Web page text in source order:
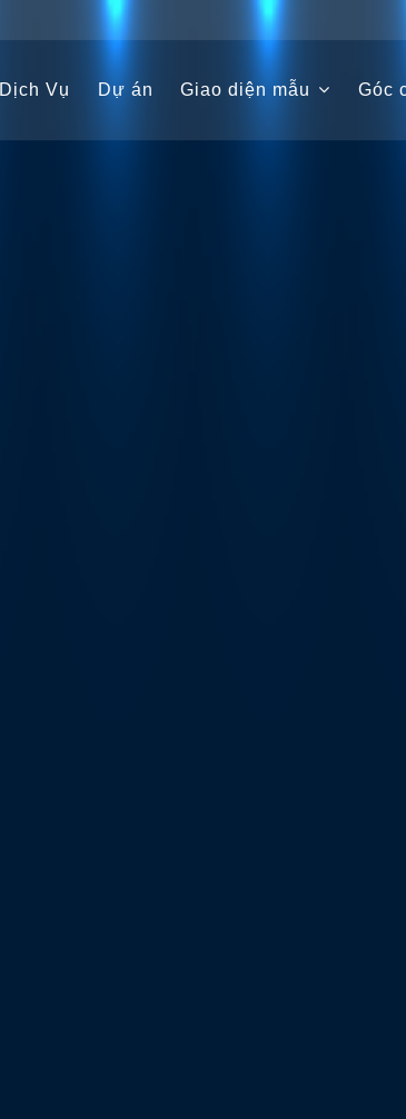
Dịch Vụ Dự án Giao diện mẫu Góc